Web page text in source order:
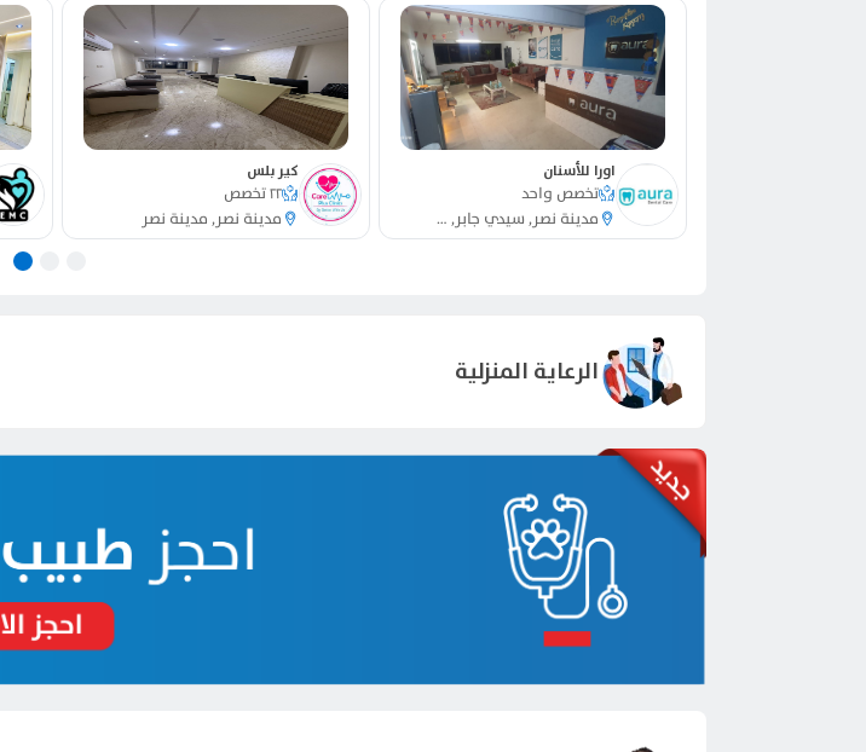
اورا للأسنان
تخصص واحد
مدينة نصر, سيدي جابر, مدينة السويس, التجمع, مصر الجديدة
كير بلس
٢٢ تخصص
مدينة نصر, مدينة نصر
الرعاية المنزلية